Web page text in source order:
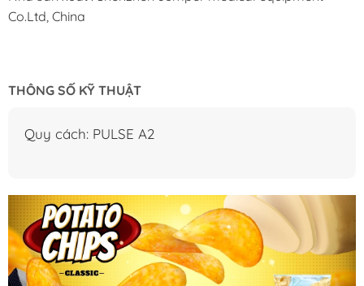
Co.Ltd, China
THÔNG SỐ KỸ THUẬT
Quy cách: PULSE A2